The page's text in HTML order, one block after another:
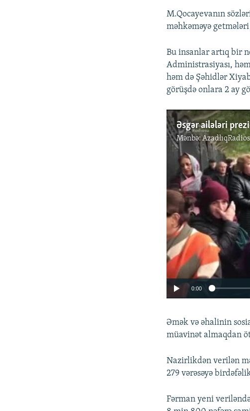
M.Qocayevanın
məhkəməyə
Bu insanlar artıq bir
Administrasiyası,
həm də Şəhidlər
görüşdə onlara 2 ay
Əsgər ailələri
Mənbə:
0:00
Əmək və əhalinin
müavinət almaqdan
Nazirlikdən verilən
279 vərəsəyə
Fərman yeni